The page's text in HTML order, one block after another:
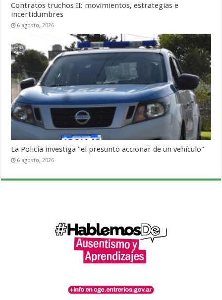
Contratos truchos II: movimientos, estrategias e
incertidumbres
6 agosto, 2026
La Policía investiga "el presunto accionar de un vehículo"
6 agosto, 2026